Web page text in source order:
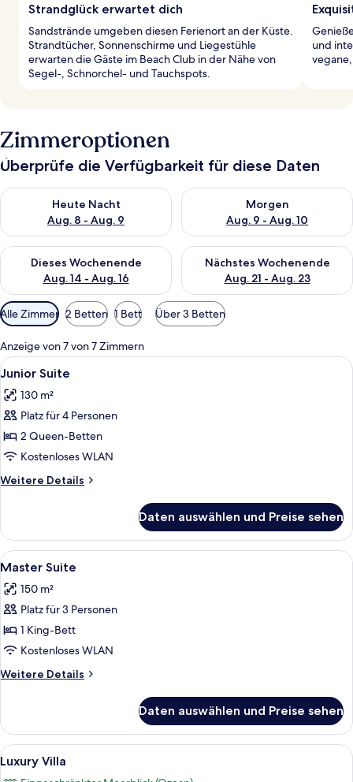
Strandglück erwartet dich
Sandstrände umgeben diesen Ferienort an der Küste.
Strandtücher, Sonnenschirme und Liegestühle
erwarten die Gäste im Beach Club in der Nähe von
Segel-, Schnorchel- und Tauchspots.
und
Zimmeroptionen
Überprüfe die Verfügbarkeit für diese Daten
Heute Nacht
Aug. 8 - Aug. 9
Überprüfe die Verfügbarkeit für heute Nacht, Aug. 8 - Aug. 9.
Morgen
Aug. 9 - Aug. 10
Überprüfe die Verfügbarkeit
Dieses Wochenende
Aug. 14 - Aug. 16
Überprüfe die Verfügbarkeit für dieses Wochenende, Aug. 14
Nächstes Wochenende
Aug. 21 - Aug. 23
Überprüfe die Verfügbarkeit
Verfügbare
Filter
für
Zimmer
Alle Zimmer 2 Betten 1 Bett Über 3 Betten
Anzeige von 7 von 7 Zimmern
Alle
Fotos
für
Junior
Suite
anzeigen
Ein Hotelzimmer mit zwei Betten,
7
Junior Suite
130 m²
Platz für 4 Personen
2 Queen-Betten
Kostenloses WLAN
Weitere Details
Weitere
Suite
Daten auswählen und Preise sehen
Alle
Fotos
für
Master
Suite
anzeigen
Ein geräumiges Hotelzimmer mit
10
Master Suite
150 m²
Platz für 3 Personen
1 King-Bett
Kostenloses WLAN
Weitere Details
Weitere
Suite
Daten auswählen und Preise sehen
Alle
Fotos
Luxury Villa | Hochwertige
9
Luxury Villa